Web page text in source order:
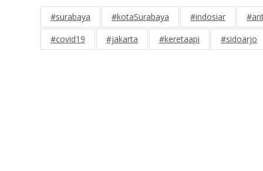
#surabaya #kotaSurabaya #indosiar
#covid19
#jakarta #keretaapi #sidoarjo